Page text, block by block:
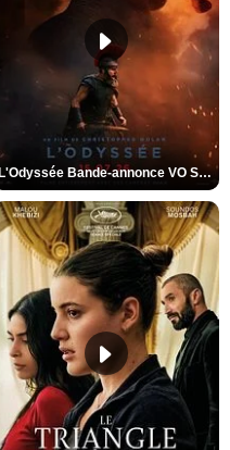
L'Odyssée Bande-annonce VO STFR